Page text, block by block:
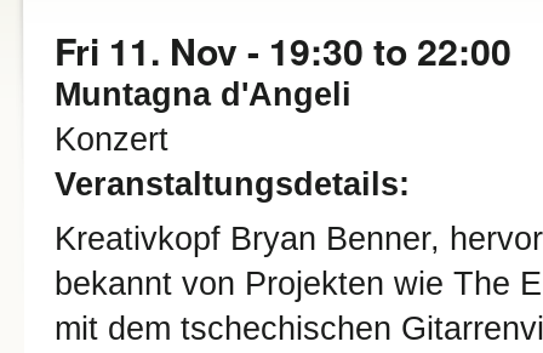
Fri 11. Nov - 19:30 to 22:00
Muntagna d'Angeli
Konzert
Veranstaltungsdetails:
Kreativkopf Bryan Benner,
bekannt von Projekten wie The
mit dem tschechischen